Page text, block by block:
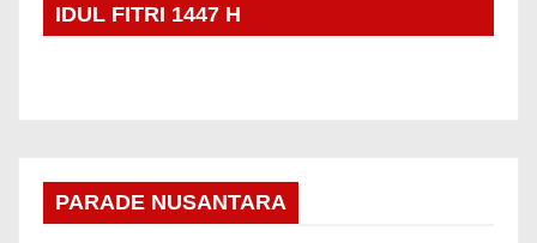
IDUL FITRI 1447 H
PARADE NUSANTARA